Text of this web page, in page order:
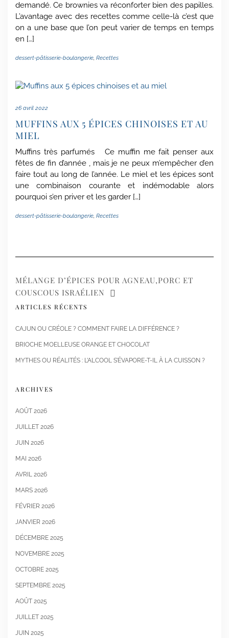
demandé. Ce brownies va réconforter bien des papilles.
L’avantage avec des recettes comme celle-là c’est que
on a une base que l’on peut varier de temps en temps
en […]
dessert-pâtisserie-boulangerie, Recettes
26 avril 2022
MUFFINS AUX 5 ÉPICES CHINOISES ET AU
MIEL
Muffins très parfumés Ce muffin me fait penser aux
fêtes de fin d’année , mais je ne peux m’empêcher d’en
faire tout au long de l’année. Le miel et les épices sont
une combinaison courante et indémodable alors
pourquoi s’en priver et les garder […]
dessert-pâtisserie-boulangerie, Recettes
MÉLANGE D’ÉPICES POUR AGNEAU,PORC ET
COUSCOUS ISRAÉLIEN
ARTICLES RÉCENTS
CAJUN OU CRÉOLE ? COMMENT FAIRE LA DIFFÉRENCE ?
BRIOCHE MOELLEUSE ORANGE ET CHOCOLAT
MYTHES OU RÉALITÉS : L’ALCOOL S’ÉVAPORE-T-IL À LA CUISSON ?
ARCHIVES
AOÛT 2026
JUILLET 2026
JUIN 2026
MAI 2026
AVRIL 2026
MARS 2026
FÉVRIER 2026
JANVIER 2026
DÉCEMBRE 2025
NOVEMBRE 2025
OCTOBRE 2025
SEPTEMBRE 2025
AOÛT 2025
JUILLET 2025
JUIN 2025